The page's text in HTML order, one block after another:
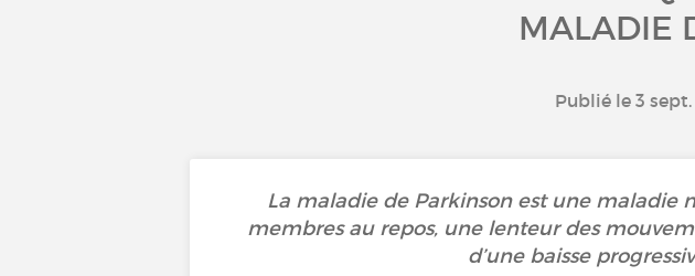
MALADIE
Publié le 3 sept.
La maladie de Parkinson est une maladie
membres au repos, une lenteur des
d’une baisse